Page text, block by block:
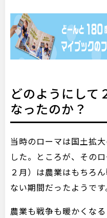
どのようにして
なったのか？
当時のローマは国土拡
した。ところが、その
２月）は農業はもちろ
ない期間だったようです
農業も戦争も暖かくな